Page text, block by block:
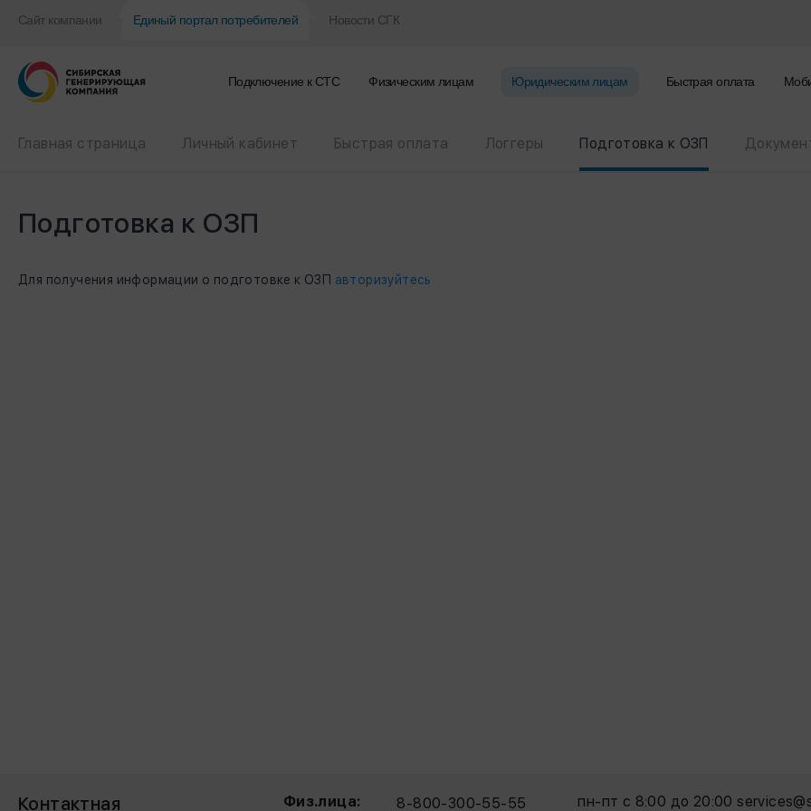
Сайт компании Единый портал потребителей Новости СГК
Подключение к CТС Физическим лицам Юридическим лицам Быстрая оплата
Главная страница Личный кабинет Быстрая оплата Логгеры Подготовка к ОЗП
Подготовка к ОЗП
Для получения информации о подготовке к ОЗП авторизуйтесь
Контактная Физ.лица: 8-800-300-55-55 пн-пт с 8:00 до 20:00